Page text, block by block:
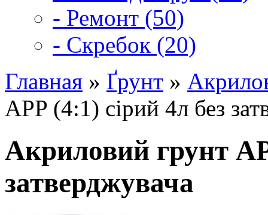
- Ремонт (50)
- Скребок (20)
Главная » Ґрунт »
APP (4:1) сірий 4л без
Акриловий грунт
затверджувача